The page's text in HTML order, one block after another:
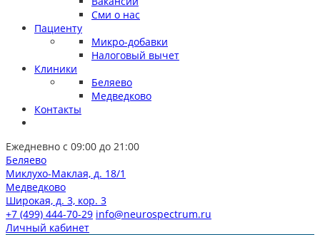
Сми о нас
Пациенту
Микро-добавки
Налоговый вычет
Клиники
Беляево
Медведково
Контакты
Ежедневно с 09:00 до 21:00
Беляево
Миклухо-Маклая, д. 18/1
Медведково
Широкая, д. 3, кор. 3
+7 (499) 444-70-29 info@neurospectrum.ru
Личный кабинет